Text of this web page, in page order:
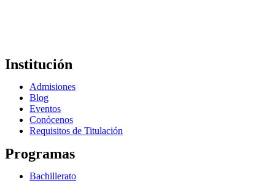
Institución
Admisiones
Blog
Eventos
Conócenos
Requisitos de Titulación
Programas
Bachillerato